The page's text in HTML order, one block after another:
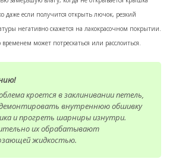
даже если получится открыть лючок, резкий
негативно скажется на лакокрасочном покрытии.
может потрескаться или расслоиться.
кроется в заклинивании петель,
внутреннюю обшивку
и прогреть шарниры изнутри.
их обрабатывают
жидкостью.